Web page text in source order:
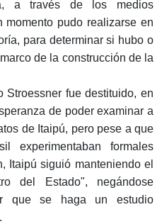
a través de los medios
momento pudo realizarse en
para determinar si hubo o
de la construcción de la
Stroessner fue destituido, en
de poder examinar a
de Itaipú, pero pese a que
experimentaban formales
Itaipú siguió manteniendo el
del Estado", negándose
que se haga un estudio